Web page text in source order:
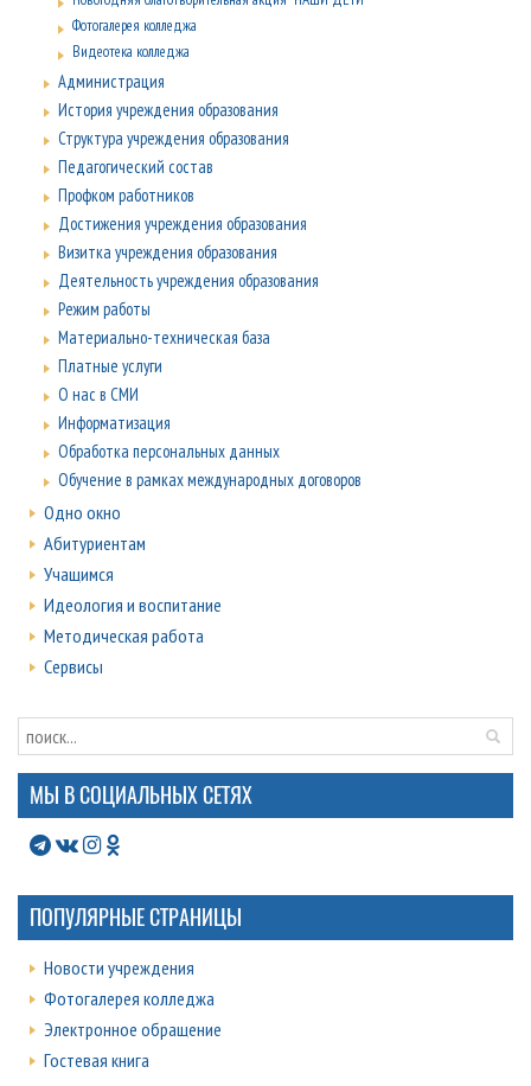
Фотогалерея колледжа
Видеотека колледжа
Администрация
История учреждения образования
Структура учреждения образования
Педагогический состав
Профком работников
Достижения учреждения образования
Визитка учреждения образования
Деятельность учреждения образования
Режим работы
Материально-техническая база
Платные услуги
О нас в СМИ
Информатизация
Обработка персональных данных
Обучение в рамках международных договоров
Одно окно
Абитуриентам
Учащимся
Идеология и воспитание
Методическая работа
Сервисы
МЫ В СОЦИАЛЬНЫХ СЕТЯХ
ПОПУЛЯРНЫЕ СТРАНИЦЫ
Новости учреждения
Фотогалерея колледжа
Электронное обращение
Гостевая книга